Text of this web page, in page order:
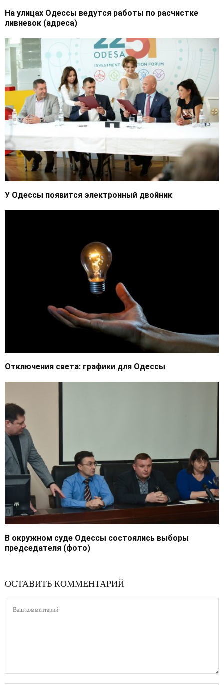
На улицах Одессы ведутся работы по расчистке
ливневок (адреса)
У Одессы появится электронный двойник
Отключения света: графики для Одессы
В окружном суде Одессы состоялись выборы
председателя (фото)
ОСТАВИТЬ КОММЕНТАРИЙ